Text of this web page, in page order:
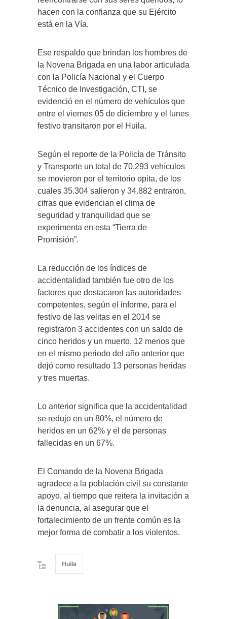
hacen con la confianza que su Ejército
está en la Vía.
Ese respaldo que brindan los hombres de
la Novena Brigada en una labor articulada
con la Policía Nacional y el Cuerpo
Técnico de Investigación, CTI, se
evidenció en el número de vehículos que
entre el viernes 05 de diciembre y el lunes
festivo transitaron por el Huila.
Según el reporte de la Policía de Tránsito
y Transporte un total de 70.293 vehículos
se movieron por el territorio opita, de los
cuales 35.304 salieron y 34.882 entraron,
cifras que evidencian el clima de
seguridad y tranquilidad que se
experimenta en esta “Tierra de
Promisión”.
La reducción de los índices de
accidentalidad también fue otro de los
factores que destacaron las autoridades
competentes, según el informe, para el
festivo de las velitas en el 2014 se
registraron 3 accidentes con un saldo de
cinco heridos y un muerto, 12 menos que
en el mismo periodo del año anterior que
dejó como resultado 13 personas heridas
y tres muertas.
Lo anterior significa que la accidentalidad
se redujo en un 80%, el número de
heridos en un 62% y el de personas
fallecidas en un 67%.
El Comando de la Novena Brigada
agradece a la población civil su constante
apoyo, al tiempo que reitera la invitación a
la denuncia, al asegurar que el
fortalecimiento de un frente común es la
mejor forma de combatir a los violentos.
Huila